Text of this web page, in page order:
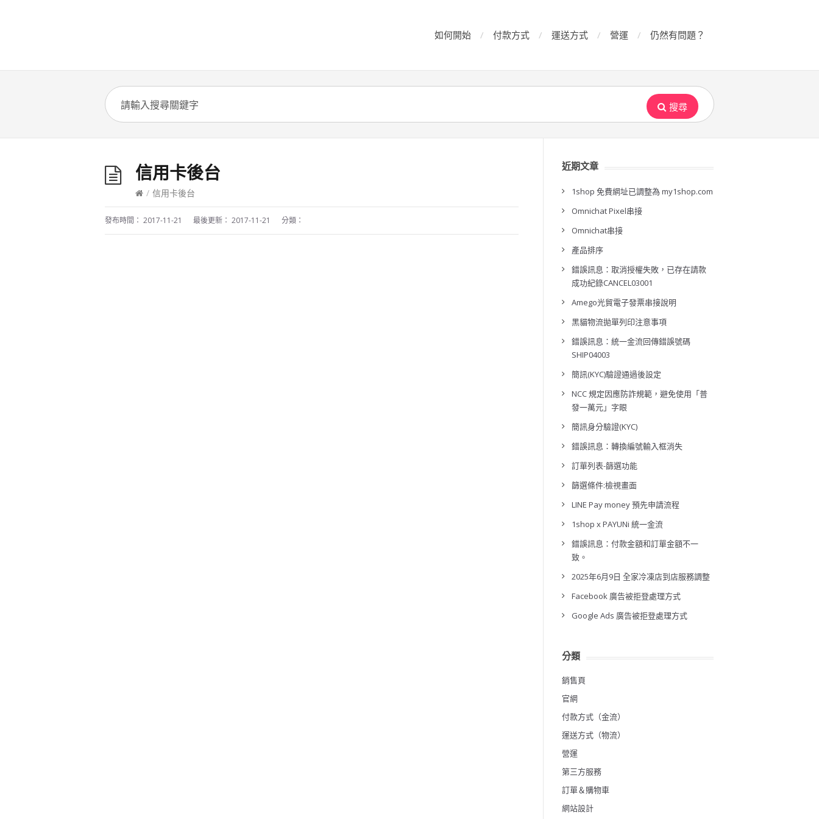
如何開始 付款方式 運送方式 營運 仍然有問題？
搜尋
信用卡後台
/ 信用卡後台
發布時間： 2017-11-21 最後更新： 2017-11-21 分類：
近期文章
1shop 免費網址已調整為 my1shop.com
Omnichat Pixel串接
Omnichat串接
產品排序
錯誤訊息：取消授權失敗，已存在請款
成功紀錄CANCEL03001
Amego光貿電子發票串接說明
黑貓物流拋單列印注意事項
錯誤訊息：統一金流回傳錯誤號碼
SHIP04003
簡訊(KYC)驗證通過後設定
NCC 規定因應防詐規範，避免使用「普
發一萬元」字眼
簡訊身分驗證(KYC)
錯誤訊息：轉換編號輸入框消失
訂單列表-篩選功能
篩選條件:檢視畫面
LINE Pay money 預先申請流程
1shop x PAYUNi 統一金流
錯誤訊息：付款金額和訂單金額不一
致。
2025年6月9日 全家冷凍店到店服務調整
Facebook 廣告被拒登處理方式
Google Ads 廣告被拒登處理方式
分類
銷售頁
官網
付款方式（金流）
運送方式（物流）
營運
第三方服務
訂單＆購物車
網站設計